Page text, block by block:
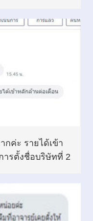
ค่ะ รายได้เข้า
ารตั้งชื่อบริษัทที่ 2